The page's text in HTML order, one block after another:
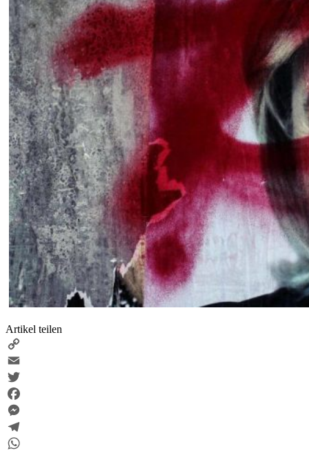
Artikel teilen
Copy
Link
Email
Twitter
Facebook
Messenger
Telegram